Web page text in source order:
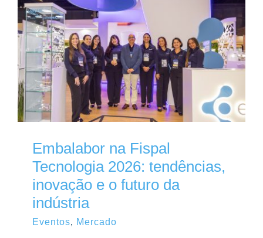
Contato
Embalabor na Fispal
Tecnologia 2026: tendências,
inovação e o futuro da
indústria
Eventos, Mercado